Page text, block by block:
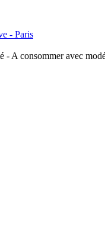
- Paris
- A consommer avec